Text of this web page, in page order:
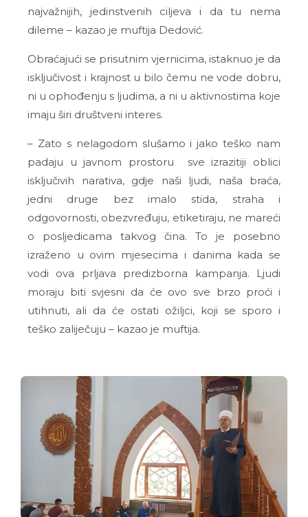
najvažnijih, jedinstvenih ciljeva i da tu nema
dileme – kazao je muftija Dedović.
Obraćajući se prisutnim vjernicima, istaknuo je da
isključivost i krajnost u bilo čemu ne vode dobru,
ni u ophođenju s ljudima, a ni u aktivnostima koje
imaju širi društveni interes.
– Zato s nelagodom slušamo i jako teško nam
padaju u javnom prostoru sve izrazitiji oblici
isključivih narativa, gdje naši ljudi, naša braća,
jedni druge bez imalo stida, straha i
odgovornosti, obezvređuju, etiketiraju, ne mareći
o posljedicama takvog čina. To je posebno
izraženo u ovim mjesecima i danima kada se
vodi ova prljava predizborna kampanja. Ljudi
moraju biti svjesni da će ovo sve brzo proći i
utihnuti, ali da će ostati ožiljci, koji se sporo i
teško zaliječuju – kazao je muftija.